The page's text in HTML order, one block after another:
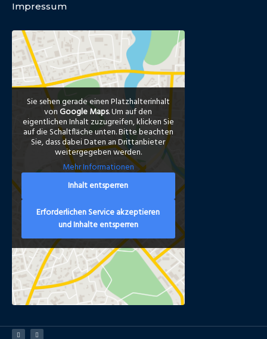
Impressum
Sie sehen gerade einen Platzhalterinhalt
vonGoogle Maps. Um auf den
eigentlichen Inhalt zuzugreifen, klicken Sie
auf die Schaltfläche unten. Bitte beachten
Sie, dass dabei Daten an Drittanbieter
weitergegeben werden.
Mehr Informationen
Inhalt entsperren
Erforderlichen Service akzeptieren
und Inhalte entsperren